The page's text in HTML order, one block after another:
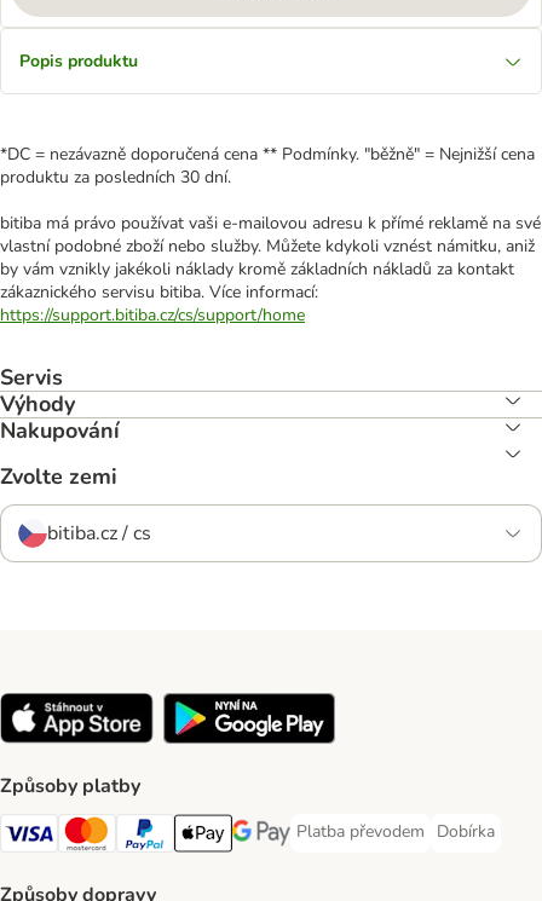
Popis produktu
*DC = nezávazně doporučená cena ** Podmínky. "běžně" = Nejnižší cena
produktu za posledních 30 dní.
bitiba má právo používat vaši e-mailovou adresu k přímé reklamě na své
vlastní podobné zboží nebo služby. Můžete kdykoli vznést námitku, aniž
by vám vznikly jakékoli náklady kromě základních nákladů za kontakt
zákaznického servisu bitiba. Více informací:
https://support.bitiba.cz/cs/support/home
Servis
Výhody
Nakupování
Zvolte zemi
bitiba.cz / cs
Způsoby platby
Visa Payment Method
mastercard Payment Method
PayPal Payment Method
Apple pay Payment Method
Google Pay Payment Method
Platba převodem
Platba převodem Payment
Dobírka
Dobírka
Způsoby dopravy